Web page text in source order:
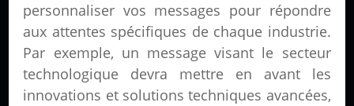
personnaliser vos messages pour répondre
aux attentes spécifiques de chaque industrie.
Par exemple, un message visant le secteur
technologique devra mettre en avant les
innovations et solutions techniques avancées,